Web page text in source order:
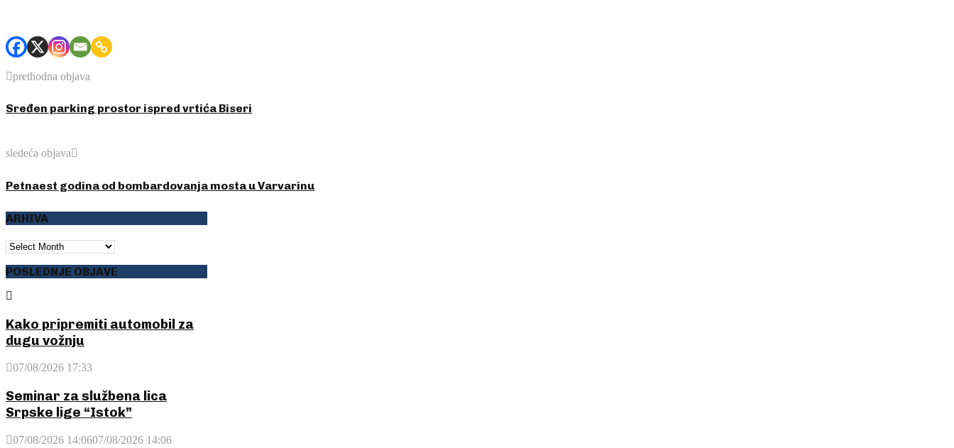
prethodna objava
Sređen parking prostor ispred vrtića Biseri
sledeća objava
Petnaest godina od bombardovanja mosta u Varvarinu
ARHIVA
ARHIVA
POSLEDNJE OBJAVE
Kako pripremiti automobil za
dugu vožnju
07/08/2026 17:33
Seminar za službena lica
Srpske lige “Istok”
07/08/2026 14:0607/08/2026 14:06